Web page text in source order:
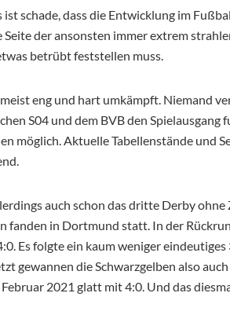
schade, dass die Entwicklung im
Seite der ansonsten immer extrem
betrübt feststellen muss.
eng und hart umkämpft. Niemand
S04 und dem BVB den Spielausgang
möglich. Aktuelle Tabellenstände und
auch schon das dritte Derby ohne
fanden in Dortmund statt. In der
Es folgte ein kaum weniger eindeutiges
gewannen die Schwarzgelben also
2021 glatt mit 4:0. Und das